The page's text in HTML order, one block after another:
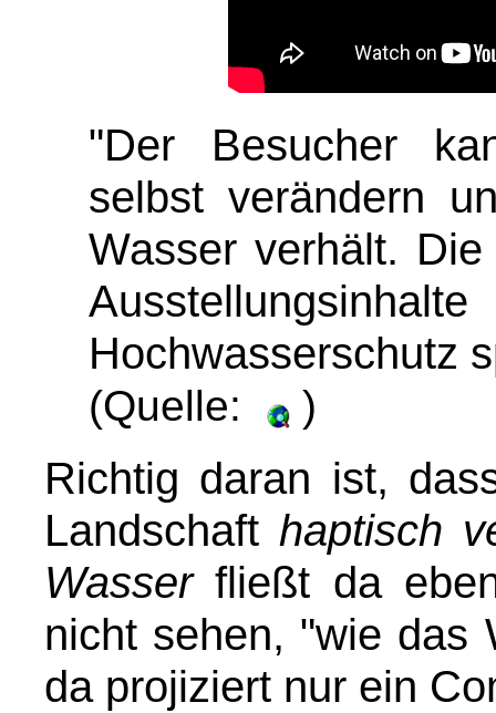
"Der Besucher
selbst verändern
Wasser verhält.
Hochwasserschutz
(Quelle: )
Richtig daran ist,
Landschaft haptisch
Wasserfließt da
nicht sehen, "wie das
da projiziert nur ein